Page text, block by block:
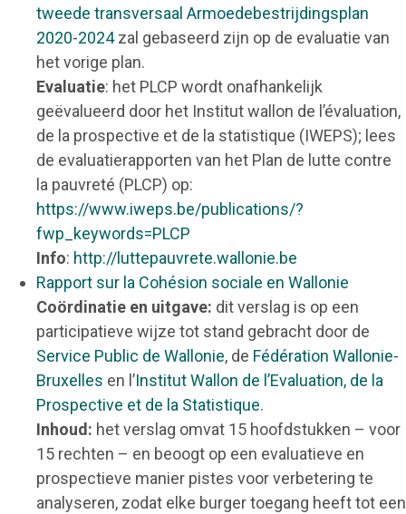
tweede transversaal Armoedebestrijdingsplan
2020-2024zal gebaseerd zijn op de evaluatie van
het vorige plan.
Evaluatie: het PLCP wordt onafhankelijk
geëvalueerd door het Institut wallon de l’évaluation,
de la prospective et de la statistique (IWEPS); lees
de evaluatierapporten van het Plan de lutte contre
la pauvreté (PLCP) op:
https://www.iweps.be/publications/?
fwp_keywords=PLCP
Info: http://luttepauvrete.wallonie.be
Rapport sur la Cohésion sociale en Wallonie
Coördinatie en uitgave: dit verslag is op een
participatieve wijze tot stand gebracht door de
Service Public de Wallonie, de Fédération Wallonie-
Bruxelles en l’Institut Wallon de l’Evaluation, de la
Prospective et de la Statistique.
Inhoud: het verslag omvat 15 hoofdstukken – voor
15 rechten – en beoogt op een evaluatieve en
prospectieve manier pistes voor verbetering te
analyseren, zodat elke burger toegang heeft tot een